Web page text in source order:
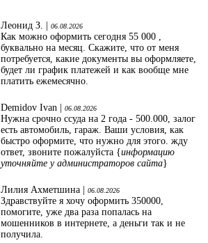
Леонид З. |
06.08.2026
Как можно оформить сегодня 55 000 ,
буквально на месяц. Скажите, что от меня
потребуется, какие документы вы оформляете,
будет ли график платежей и как вообще мне
платить ежемесячно.
Demidov Ivan | 06.08.2026
Нужна срочно ссуда на 2 года - 500.000, залог
есть автомобиль, гараж. Ваши условия, как
быстро оформите, что нужно для этого. жду
ответ, звоните пожалуйста {информацию
уточняйте у администраторов сайта}
Лилия Ахметшина | 06.08.2026
Здравствуйте я хочу оформить 350000,
помогите, уже два раза попалась на
мошенников в интернете, а деньги так и не
получила.